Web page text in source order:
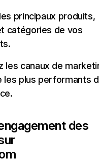
principaux produits,
catégories de vos
les canaux de
les plus performants
des